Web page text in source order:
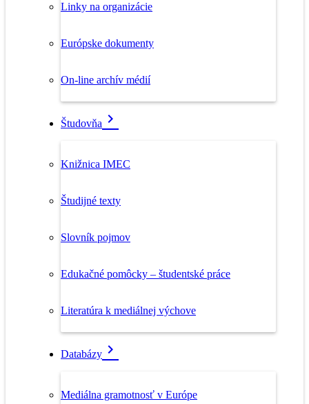
Linky na organizácie
Európske dokumenty
On-line archív médií
Študovňa
Knižnica IMEC
Študijné texty
Slovník pojmov
Edukačné pomôcky – študentské práce
Literatúra k mediálnej výchove
Databázy
Mediálna gramotnosť v Európe